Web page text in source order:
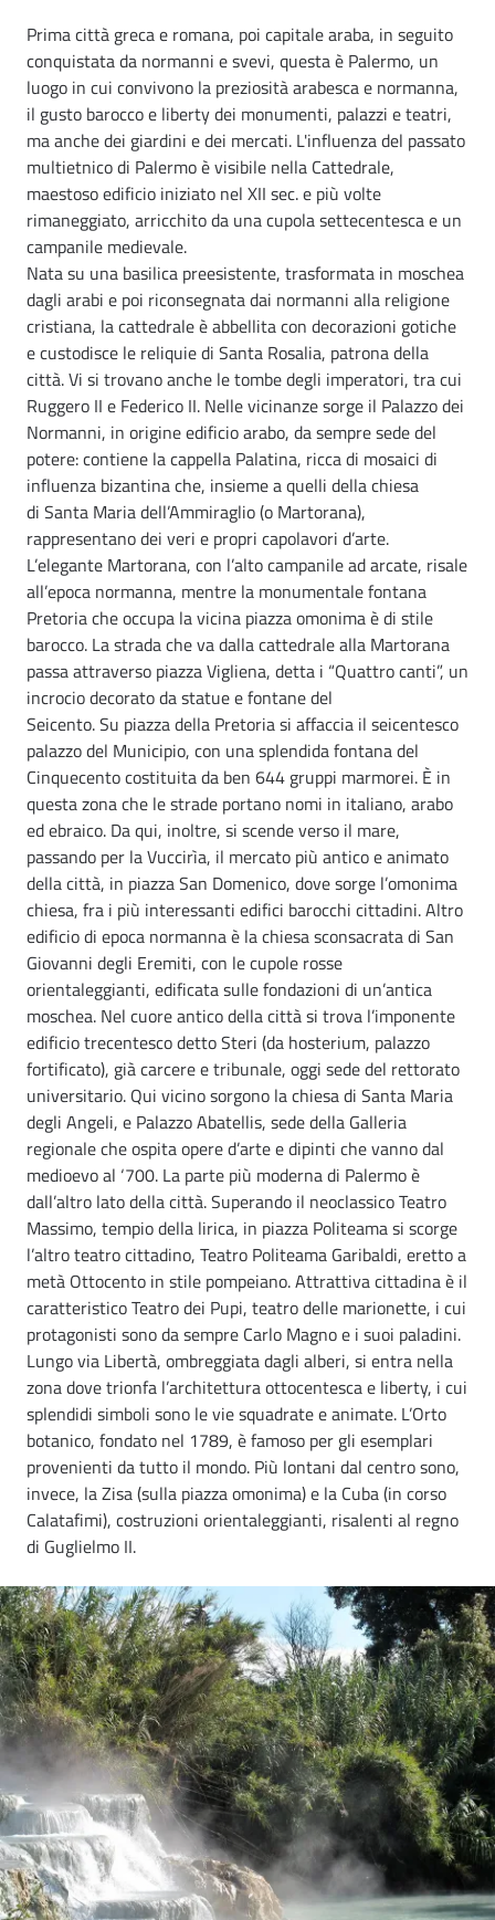
Prima città greca e romana, poi capitale araba, in seguito
conquistata da normanni e svevi, questa è Palermo, un
luogo in cui convivono la preziosità arabesca e normanna,
il gusto barocco e liberty dei monumenti, palazzi e teatri,
ma anche dei giardini e dei mercati. L'influenza del passato
multietnico di Palermo è visibile nella Cattedrale,
maestoso edificio iniziato nel XII sec. e più volte
rimaneggiato, arricchito da una cupola settecentesca e un
campanile medievale.
Nata su una basilica preesistente, trasformata in moschea
dagli arabi e poi riconsegnata dai normanni alla religione
cristiana, la cattedrale è abbellita con decorazioni gotiche
e custodisce le reliquie di Santa Rosalia, patrona della
città. Vi si trovano anche le tombe degli imperatori, tra cui
Ruggero II e Federico II. Nelle vicinanze sorge il Palazzo dei
Normanni, in origine edificio arabo, da sempre sede del
potere: contiene la cappella Palatina, ricca di mosaici di
influenza bizantina che, insieme a quelli della chiesa
di Santa Maria dell’Ammiraglio (o Martorana),
rappresentano dei veri e propri capolavori d’arte.
L’elegante Martorana, con l’alto campanile ad arcate, risale
all’epoca normanna, mentre la monumentale fontana
Pretoria che occupa la vicina piazza omonima è di stile
barocco. La strada che va dalla cattedrale alla Martorana
passa attraverso piazza Vigliena, detta i “Quattro canti”, un
incrocio decorato da statue e fontane del
Seicento. Su piazza della Pretoria si affaccia il seicentesco
palazzo del Municipio, con una splendida fontana del
Cinquecento costituita da ben 644 gruppi marmorei. È in
questa zona che le strade portano nomi in italiano, arabo
ed ebraico. Da qui, inoltre, si scende verso il mare,
passando per la Vuccirìa, il mercato più antico e animato
della città, in piazza San Domenico, dove sorge l’omonima
chiesa, fra i più interessanti edifici barocchi cittadini. Altro
edificio di epoca normanna è la chiesa sconsacrata di San
Giovanni degli Eremiti, con le cupole rosse
orientaleggianti, edificata sulle fondazioni di un’antica
moschea. Nel cuore antico della città si trova l’imponente
edificio trecentesco detto Steri (da hosterium, palazzo
fortificato), già carcere e tribunale, oggi sede del rettorato
universitario. Qui vicino sorgono la chiesa di Santa Maria
degli Angeli, e Palazzo Abatellis, sede della Galleria
regionale che ospita opere d’arte e dipinti che vanno dal
medioevo al ‘700. La parte più moderna di Palermo è
dall’altro lato della città. Superando il neoclassico Teatro
Massimo, tempio della lirica, in piazza Politeama si scorge
l’altro teatro cittadino, Teatro Politeama Garibaldi, eretto a
metà Ottocento in stile pompeiano. Attrattiva cittadina è il
caratteristico Teatro dei Pupi, teatro delle marionette, i cui
protagonisti sono da sempre Carlo Magno e i suoi paladini.
Lungo via Libertà, ombreggiata dagli alberi, si entra nella
zona dove trionfa l’architettura ottocentesca e liberty, i cui
splendidi simboli sono le vie squadrate e animate. L’Orto
botanico, fondato nel 1789, è famoso per gli esemplari
provenienti da tutto il mondo. Più lontani dal centro sono,
invece, la Zisa (sulla piazza omonima) e la Cuba (in corso
Calatafimi), costruzioni orientaleggianti, risalenti al regno
di Guglielmo II.